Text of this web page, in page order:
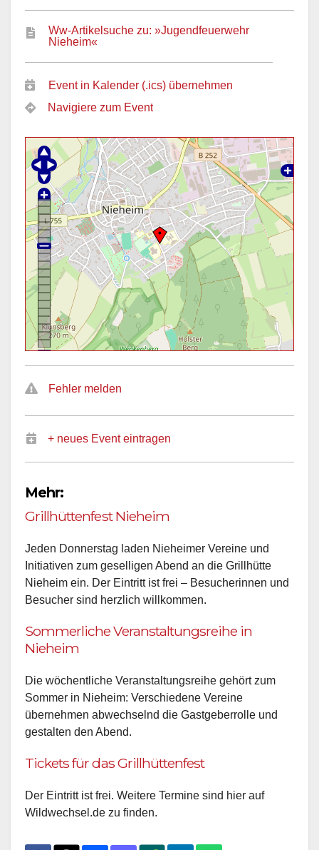
Ww-Artikelsuche zu: »Jugendfeuerwehr
Nieheim«
Event in Kalender (.ics) übernehmen
Navigiere zum Event
Fehler melden
+ neues Event eintragen
Mehr:
Grillhüttenfest Nieheim
Jeden Donnerstag laden Nieheimer Vereine und
Initiativen zum geselligen Abend an die Grillhütte
Nieheim ein. Der Eintritt ist frei – Besucherinnen und
Besucher sind herzlich willkommen.
Sommerliche Veranstaltungsreihe in
Nieheim
Die wöchentliche Veranstaltungsreihe gehört zum
Sommer in Nieheim: Verschiedene Vereine
übernehmen abwechselnd die Gastgeberrolle und
gestalten den Abend.
Tickets für das Grillhüttenfest
Der Eintritt ist frei. Weitere Termine sind hier auf
Wildwechsel.de zu finden.